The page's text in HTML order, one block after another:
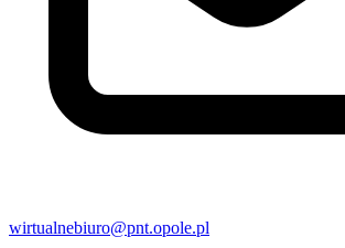
wirtualnebiuro@pnt.opole.pl